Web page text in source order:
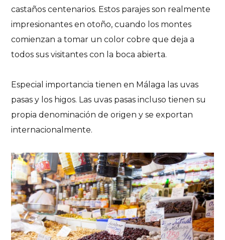
castaños centenarios. Estos parajes son realmente
impresionantes en otoño, cuando los montes
comienzan a tomar un color cobre que deja a
todos sus visitantes con la boca abierta.
Especial importancia tienen en Málaga las uvas
pasas y los higos. Las uvas pasas incluso tienen su
propia denominación de origen y se exportan
internacionalmente.